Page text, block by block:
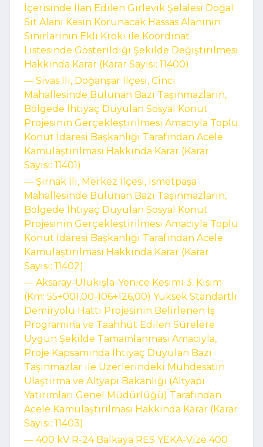
İçerisinde İlan Edilen Girlevik Şelalesi Doğal
Sit Alanı Kesin Korunacak Hassas Alanının
Sınırlarının Ekli Kroki ile Koordinat
Listesinde Gösterildiği Şekilde Değiştirilmesi
Hakkında Karar (Karar Sayısı: 11400)
–– Sivas İli, Doğanşar İlçesi, Cinci
Mahallesinde Bulunan Bazı Taşınmazların,
Bölgede İhtiyaç Duyulan Sosyal Konut
Projesinin Gerçekleştirilmesi Amacıyla Toplu
Konut İdaresi Başkanlığı Tarafından Acele
Kamulaştırılması Hakkında Karar (Karar
Sayısı: 11401)
–– Şırnak İli, Merkez İlçesi, İsmetpaşa
Mahallesinde Bulunan Bazı Taşınmazların,
Bölgede İhtiyaç Duyulan Sosyal Konut
Projesinin Gerçekleştirilmesi Amacıyla Toplu
Konut İdaresi Başkanlığı Tarafından Acele
Kamulaştırılması Hakkında Karar (Karar
Sayısı: 11402)
–– Aksaray-Ulukışla-Yenice Kesimi 3. Kısım
(Km: 55+001,00-106+126,00) Yüksek Standartlı
Demiryolu Hattı Projesinin Belirlenen İş
Programına ve Taahhüt Edilen Sürelere
Uygun Şekilde Tamamlanması Amacıyla,
Proje Kapsamında İhtiyaç Duyulan Bazı
Taşınmazlar ile Üzerlerindeki Muhdesatın
Ulaştırma ve Altyapı Bakanlığı (Altyapı
Yatırımları Genel Müdürlüğü) Tarafından
Acele Kamulaştırılması Hakkında Karar (Karar
Sayısı: 11403)
–– 400 kV R-24 Balkaya RES YEKA-Vize 400